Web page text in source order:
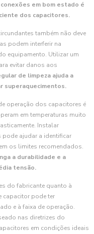
em bom estado é
dos capacitores.
também não deve
podem interferir na
equipamento. Utilizar um
evitar danos aos
de limpeza ajuda a
superaquecimentos.
operação dos capacitores é
em temperaturas muito
Instalar
ajudar a identificar
os limites recomendados.
a durabilidade e a
tensão.
do fabricante quanto à
capacitor pode ter
e à faixa de operação.
nas diretrizes do
em condições ideais